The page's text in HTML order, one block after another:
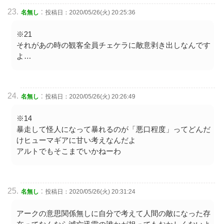
名無し : 投稿日：2020/05/26(火) 20:25:36
※21
それがあの時の観客全員チェケラに敵意剥き出しなんです
よ…
名無し : 投稿日：2020/05/26(火) 20:26:49
※14
暴走して怪人になって暴れるのが「悪口程度」ってどんだ
けヒューマギアに甘い考えなんだよ
アルトでもそこまでいかねーわ
名無し : 投稿日：2020/05/26(火) 20:31:24
アークの意思関係無しに自分で考えて人間の敵になった存